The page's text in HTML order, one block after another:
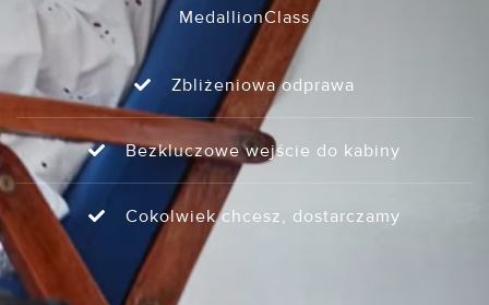
MedallionClass
Zbliżeniowa odprawa
Bezkluczowe wejście do kabiny
Cokolwiek chcesz, dostarczamy